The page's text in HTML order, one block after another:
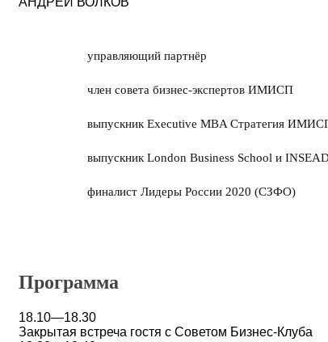
управляющий партнёр
член совета бизнес-экспертов ИМИСП
выпускник Executive MBA Стратегия
выпускник London Business School и
финалист Лидеры России 2020 (СЗФО)
Программа
18.10—18.30
Закрытая встреча гостя с Советом Бизнес-Клуба